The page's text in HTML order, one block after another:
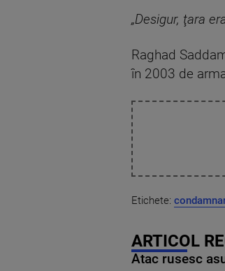
„Desigur, ţara
Raghad
în 2003 de
Etichete:
ARTICOL
Atac rusesc